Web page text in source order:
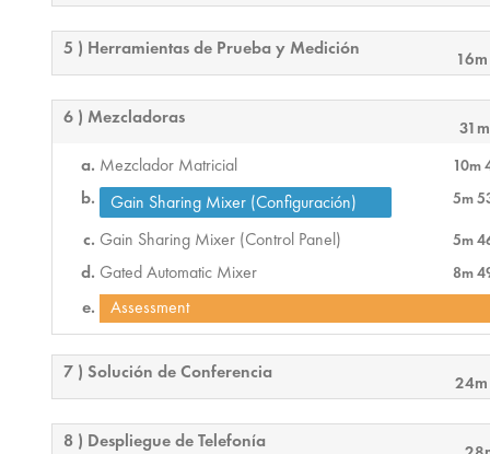
5 ) Herramientas de Prueba y Medición
6 ) Mezcladoras
Mezclador Matricial 10m
Gain Sharing Mixer (Configuración) 5m
Gain Sharing Mixer (Control Panel) 5m
Gated Automatic Mixer 8m
Assessment
7 ) Solución de Conferencia
8 ) Despliegue de Telefonía